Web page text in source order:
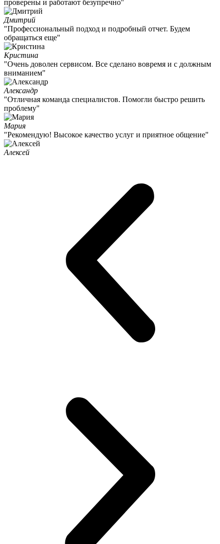
проверены и работают безупречно"
Дмитрий
"Профессиональный подход и подробный отчет. Будем
обращаться еще"
Кристина
"Очень доволен сервисом. Все сделано вовремя и с должным
вниманием"
Александр
"Отличная команда специалистов. Помогли быстро решить
проблему"
Мария
"Рекомендую! Высокое качество услуг и приятное общение"
Алексей